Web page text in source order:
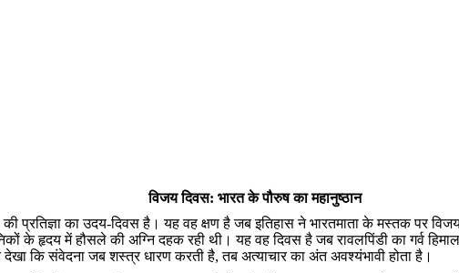
विजय दिवस: भारत के पौरुष का महानुष्ठान
प्रतिज्ञा का उदय-दिवस है। यह वह क्षण है जब इतिहास ने भारतमाता के मस्तक पर
के हृदय में हौसले की अग्नि दहक रही थी। यह वह दिवस है जब रावलपिंडी का गर्व
कि संवेदना जब शस्त्र धारण करती है, तब अत्याचार का अंत अवश्यंभावी होता है।